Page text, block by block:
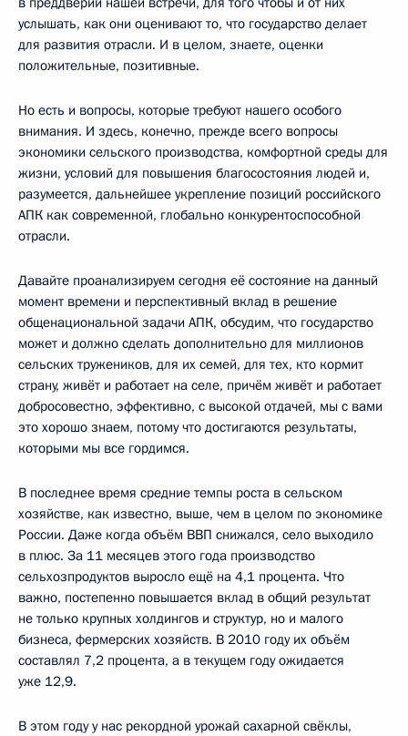
услышать, как они оценивают то, что государство делает
для развития отрасли. И в целом, знаете, оценки
положительные, позитивные.
Но есть и вопросы, которые требуют нашего особого
внимания. И здесь, конечно, прежде всего вопросы
экономики сельского производства, комфортной среды для
жизни, условий для повышения благосостояния людей и,
разумеется, дальнейшее укрепление позиций российского
АПК как современной, глобально конкурентоспособной
отрасли.
Давайте проанализируем сегодня её состояние на данный
момент времени и перспективный вклад в решение
общенациональной задачи АПК, обсудим, что государство
может и должно сделать дополнительно для миллионов
сельских тружеников, для их семей, для тех, кто кормит
страну, живёт и работает на селе, причём живёт и работает
добросовестно, эффективно, с высокой отдачей, мы с вами
это хорошо знаем, потому что достигаются результаты,
которыми мы все гордимся.
В последнее время средние темпы роста в сельском
хозяйстве, как известно, выше, чем в целом по экономике
России. Даже когда объём ВВП снижался, село выходило
в плюс. За 11 месяцев этого года производство
сельхозпродуктов выросло ещё на 4,1 процента. Что
важно, постепенно повышается вклад в общий результат
не только крупных холдингов и структур, но и малого
бизнеса, фермерских хозяйств. В 2010 году их объём
составлял 7,2 процента, а в текущем году ожидается
уже 12,9.
В этом году у нас рекордной урожай сахарной свёклы,